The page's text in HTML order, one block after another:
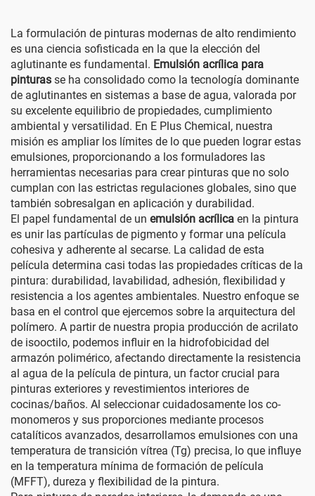
La formulación de pinturas modernas de alto rendimiento
es una ciencia sofisticada en la que la elección del
aglutinante es fundamental. Emulsión acrílica para
pinturas se ha consolidado como la tecnología dominante
de aglutinantes en sistemas a base de agua, valorada por
su excelente equilibrio de propiedades, cumplimiento
ambiental y versatilidad. En E Plus Chemical, nuestra
misión es ampliar los límites de lo que pueden lograr estas
emulsiones, proporcionando a los formuladores las
herramientas necesarias para crear pinturas que no solo
cumplan con las estrictas regulaciones globales, sino que
también sobresalgan en aplicación y durabilidad.
El papel fundamental de un emulsión acrílica en la pintura
es unir las partículas de pigmento y formar una película
cohesiva y adherente al secarse. La calidad de esta
película determina casi todas las propiedades críticas de la
pintura: durabilidad, lavabilidad, adhesión, flexibilidad y
resistencia a los agentes ambientales. Nuestro enfoque se
basa en el control que ejercemos sobre la arquitectura del
polímero. A partir de nuestra propia producción de acrilato
de isooctilo, podemos influir en la hidrofobicidad del
armazón polimérico, afectando directamente la resistencia
al agua de la película de pintura, un factor crucial para
pinturas exteriores y revestimientos interiores de
cocinas/baños. Al seleccionar cuidadosamente los co-
monomeros y sus proporciones mediante procesos
catalíticos avanzados, desarrollamos emulsiones con una
temperatura de transición vítrea (Tg) precisa, lo que influye
en la temperatura mínima de formación de película
(MFFT), dureza y flexibilidad de la pintura.